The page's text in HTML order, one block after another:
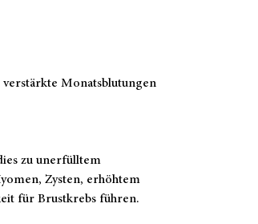
Monatsblutungen
zu unerfülltem
Zysten, erhöhtem
für Brustkrebs führen.